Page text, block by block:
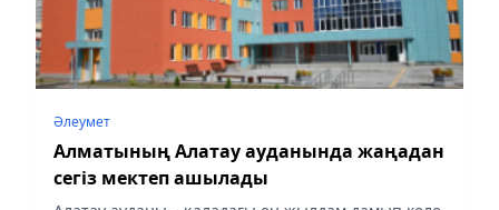
Әлеумет
Алматының Алатау ауданында жаңадан
сегіз мектеп ашылады